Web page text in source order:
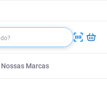
Nossas Marcas